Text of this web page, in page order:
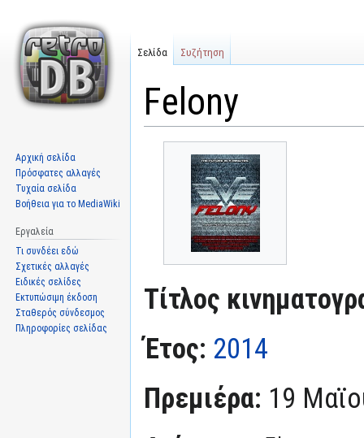
Felony
αναζήτηση
Τίτλος
Έτος: 2014
Πρεμιέρα: 19
Σελίδα Συζήτηση
Αρχική σελίδα
Πρόσφατες αλλαγές
Τυχαία σελίδα
Βοήθεια για το MediaWiki
Εργαλεία
Τι συνδέει εδώ
Σχετικές αλλαγές
Ειδικές σελίδες
Εκτυπώσιμη έκδοση
Σταθερός σύνδεσμος
Πληροφορίες σελίδας